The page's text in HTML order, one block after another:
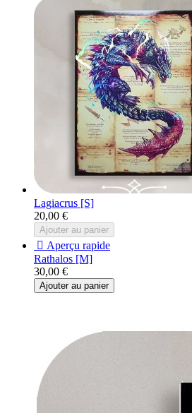
Lagiacrus [S]
20,00 €
Ajouter au panier
 Aperçu rapide
Rathalos [M]
30,00 €
Ajouter au panier